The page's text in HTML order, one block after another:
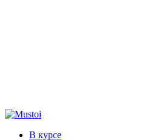
В курсе